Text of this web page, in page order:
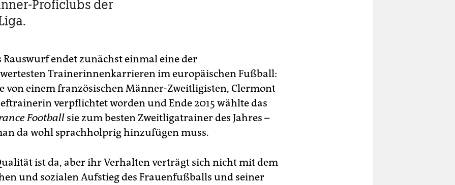
Proficlubs der
Rauswurf endet zunächst einmal eine der
Trainerinnenkarrieren im europäischen Fußball:
von einem französischen Männer-Zweitligisten, Clermont
verpflichtet worden und Ende 2015 wählte das
Football sie zum besten Zweitligatrainer des Jahres –
da wohl sprachholprig hinzufügen muss.
ist da, aber ihr Verhalten verträgt sich nicht mit dem
und sozialen Aufstieg des Frauenfußballs und seiner